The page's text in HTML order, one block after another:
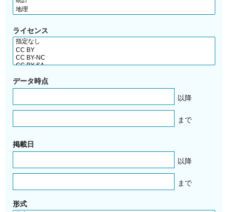
ライセンス
データ時点
以降
まで
掲載日
以降
まで
形式